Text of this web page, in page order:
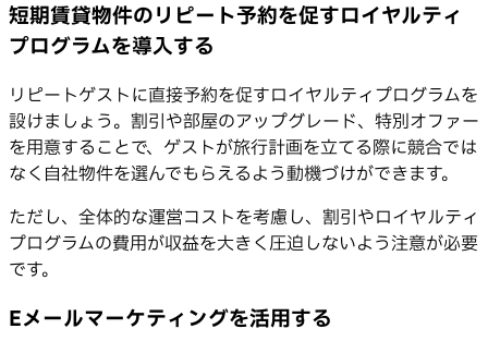
短期賃貸物件のリピート予約を促すロイヤルティ
プログラムを導入する
リピートゲストに直接予約を促すロイヤルティプログラムを
設けましょう。割引や部屋のアップグレード、特別オファー
を用意することで、ゲストが旅行計画を立てる際に競合では
なく自社物件を選んでもらえるよう動機づけができます。
ただし、全体的な運営コストを考慮し、割引やロイヤルティ
プログラムの費用が収益を大きく圧迫しないよう注意が必要
です。
Eメールマーケティングを活用する